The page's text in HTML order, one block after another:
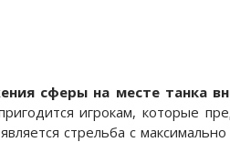
сферы на месте танка
игрокам, которые
стрельба с